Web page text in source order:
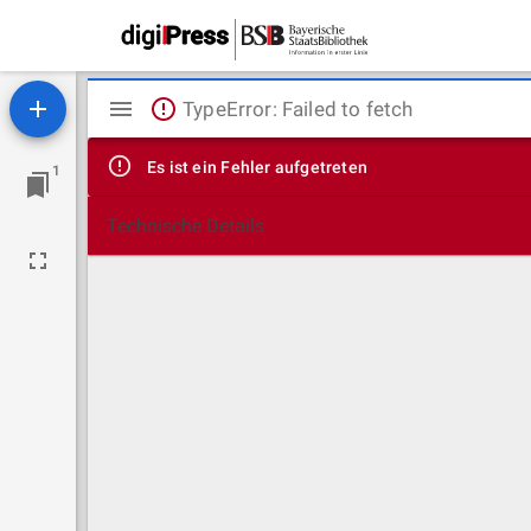
1
Mirador
Viewer
TypeError: Failed to fetch
Es ist ein Fehler aufgetreten
Technische Details